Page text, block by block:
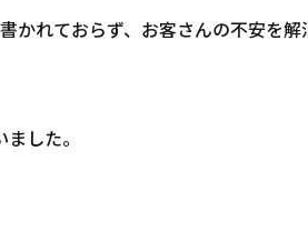
かれておらず、お客さんの不安を解
した。